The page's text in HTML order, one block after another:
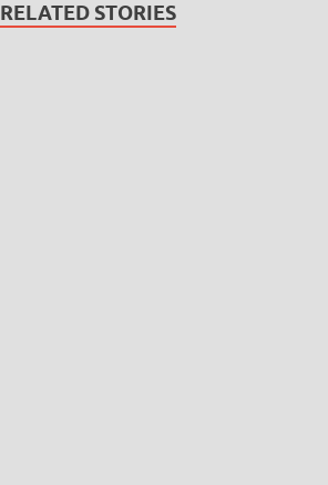
RELATED STORIES